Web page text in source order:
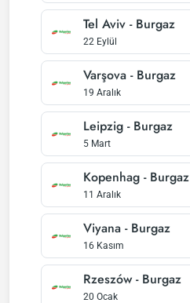
Tel Aviv - Burgaz
22 Eylül
Varşova - Burgaz
19 Aralık
Leipzig - Burgaz
5 Mart
Kopenhag - Burgaz
11 Aralık
Viyana - Burgaz
16 Kasım
Rzeszów- Burgaz
20 Ocak